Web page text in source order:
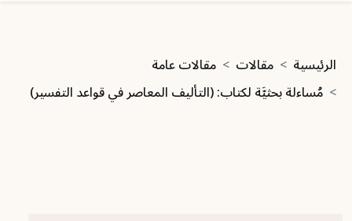
مسار التنقل
الرئيسية مقالات
مقالات عامة
مُساءلة بحثيَّة لكتاب: (التأليف المعاصر في قواعد التفسير)